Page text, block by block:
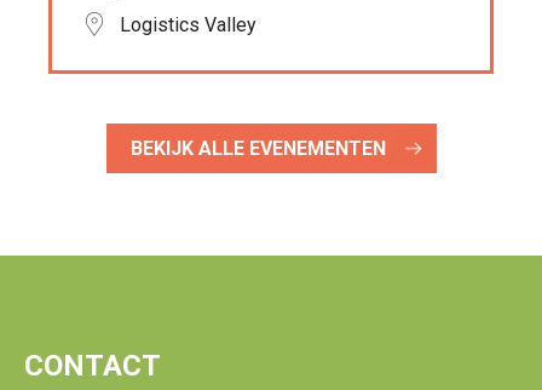
Logistics Valley
BEKIJK ALLE EVENEMENTEN
CONTACT